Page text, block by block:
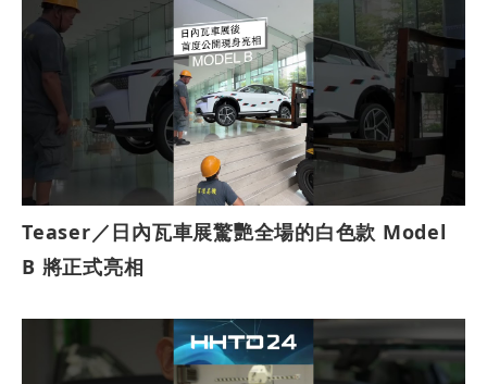
Teaser／日內瓦車展驚艷全場的白色款 Model
B 將正式亮相